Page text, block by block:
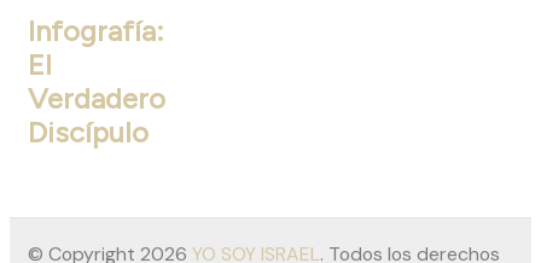
Infografía:
El
Verdadero
Discípulo
© Copyright 2026 YO SOY ISRAEL. Todos los derechos